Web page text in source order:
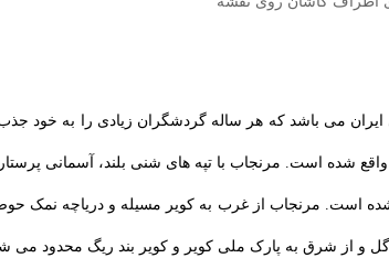
می باشد که هر ساله گردشگران زیادی را به خود
شده است. مرنجاب با تپه‌ های شنی بلند، آسمانی
شده است. مرنجاب از غرب به کویر مسیله و دریاچه نمک
و از شرق به پارک ملی کویر و کویر بند ریگ محدود می